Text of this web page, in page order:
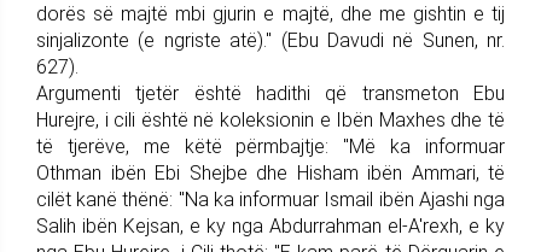
dorës së majtë mbi gjurin e majtë, dhe me gishtin e tij
sinjalizonte (e ngriste atë)." (Ebu Davudi në Sunen, nr.
627).
Argumenti tjetër është hadithi që transmeton Ebu
Hurejre, i cili është në koleksionin e Ibën Maxhes dhe të
të tjerëve, me këtë përmbajtje: "Më ka informuar
Othman ibën Ebi Shejbe dhe Hisham ibën Ammari, të
cilët kanë thënë: "Na ka informuar Ismail ibën Ajashi nga
Salih ibën Kejsan, e ky nga Abdurrahman el-A'rexh, e ky